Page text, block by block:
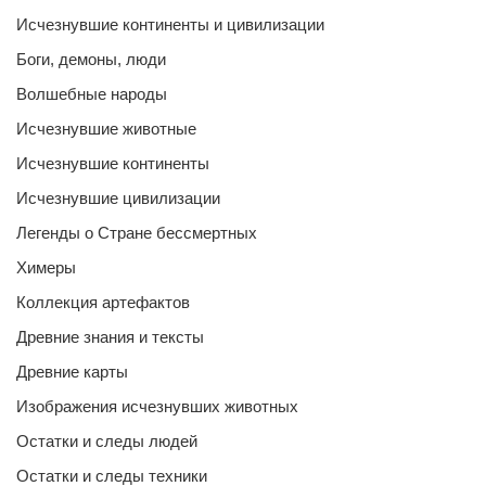
Исчезнувшие континенты и цивилизации
Боги, демоны, люди
Волшебные народы
Исчезнувшие животные
Исчезнувшие континенты
Исчезнувшие цивилизации
Легенды о Стране бессмертных
Химеры
Коллекция артефактов
Древние знания и тексты
Древние карты
Изображения исчезнувших животных
Остатки и следы людей
Остатки и следы техники